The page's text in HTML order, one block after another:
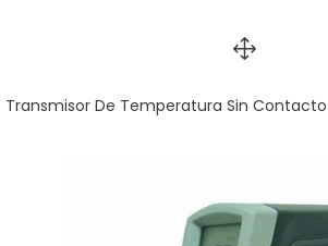
Transmisor De Temperatura Sin Contacto